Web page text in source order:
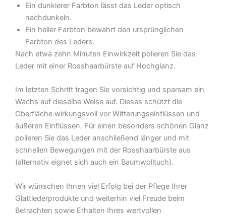
Ein dunklerer Farbton lässt das Leder optisch
nachdunkeln.
Ein heller Farbton bewahrt den ursprünglichen
Farbton des Leders.
Nach etwa zehn Minuten Einwirkzeit polieren Sie das
Leder mit einer Rosshaarbürste auf Hochglanz.
Im letzten Schritt tragen Sie vorsichtig und sparsam ein
Wachs auf dieselbe Weise auf. Dieses schützt die
Oberfläche wirkungsvoll vor Witterungseinflüssen und
äußeren Einflüssen. Für einen besonders schönen Glanz
polieren Sie das Leder anschließend länger und mit
schnellen Bewegungen mit der Rosshaarbürste aus
(alternativ eignet sich auch ein Baumwolltuch).
Wir wünschen Ihnen viel Erfolg bei der Pflege Ihrer
Glattlederprodukte und weiterhin viel Freude beim
Betrachten sowie Erhalten Ihres wertvollen